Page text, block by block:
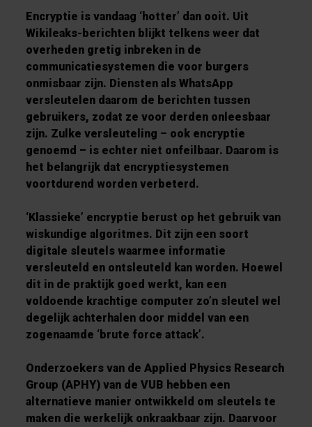
Encryptie is vandaag ‘hotter’ dan ooit. Uit
Wikileaks-berichten blijkt telkens weer dat
overheden gretig inbreken in de
communicatiesystemen die voor burgers
onmisbaar zijn. Diensten als WhatsApp
versleutelen daarom de berichten tussen
gebruikers, zodat ze voor derden onleesbaar
zijn. Zulke versleuteling – ook encryptie
genoemd – is echter niet onfeilbaar. Daarom is
het belangrijk dat encryptiesystemen
voortdurend worden verbeterd.
‘Klassieke’ encryptie berust op het gebruik van
wiskundige algoritmes. Dit zijn een soort
digitale sleutels waarmee informatie
versleuteld en ontsleuteld kan worden. Hoewel
dit in de praktijk goed werkt, kan een
voldoende krachtige computer zo’n sleutel wel
degelijk achterhalen door middel van een
zogenaamde ‘brute force attack’.
Onderzoekers van de Applied Physics Research
Group (APHY) van de VUB hebben een
alternatieve manier ontwikkeld om sleutels te
maken die werkelijk onkraakbaar zijn. Daarvoor